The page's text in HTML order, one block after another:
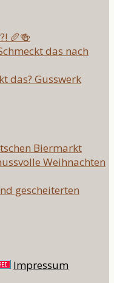
🥖🍻
das nach
das? Gusswerk
Biermarkt
Weihnachten
gescheiterten
Impressum